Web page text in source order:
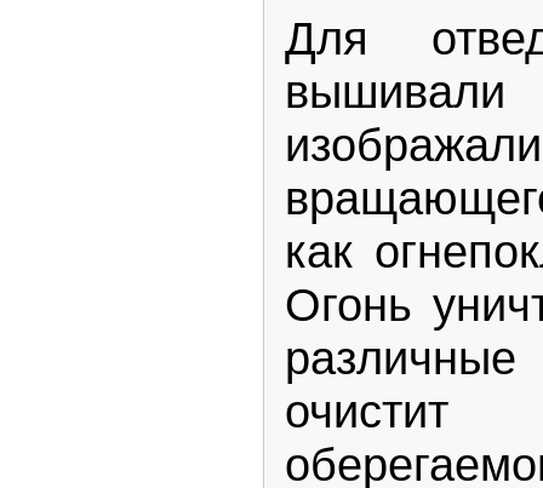
Для
вышивали
как
Огонь